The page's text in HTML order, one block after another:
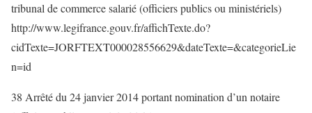
tribunal de commerce salarié (officiers publics ou ministériels)
http://www.legifrance.gouv.fr/affichTexte.do?
cidTexte=JORFTEXT000028556629&dateTexte=&categorieLie
n=id
38 Arrêté du 24 janvier 2014 portant nomination d’un notaire